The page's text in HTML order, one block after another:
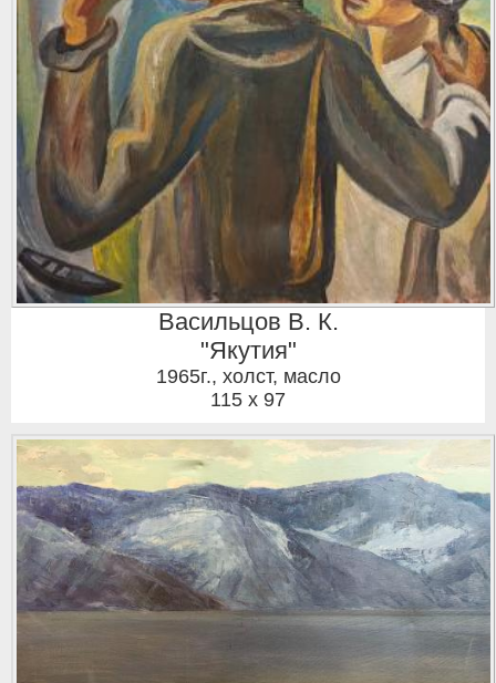
Васильцов В. К.
"Якутия"
1965г., холст, масло
115 x 97